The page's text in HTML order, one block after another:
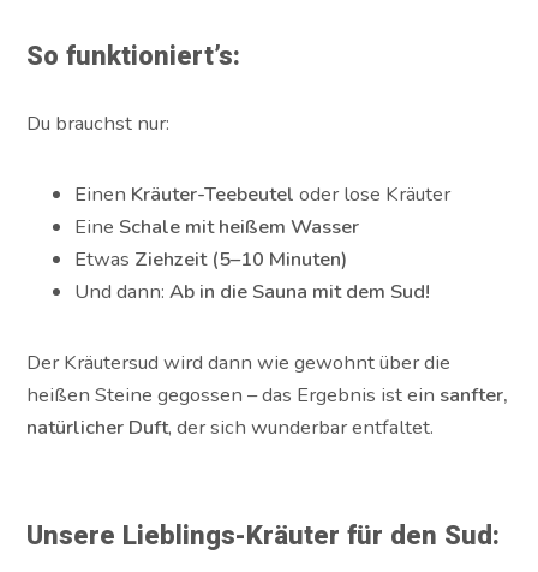
So funktioniert’s:
Du brauchst nur:
Einen Kräuter-Teebeutel oder lose Kräuter
Eine Schale mit heißem Wasser
Etwas Ziehzeit (5–10 Minuten)
Und dann:Ab in die Sauna mit dem Sud!
Der Kräutersud wird dann wie gewohnt über die
heißen Steine gegossen – das Ergebnis ist ein sanfter,
natürlicher Duft, der sich wunderbar entfaltet.
Unsere Lieblings-Kräuter für den Sud: